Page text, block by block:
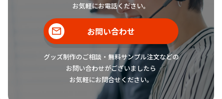
お気軽にお電話ください。
お問い合わせ
グッズ制作のご相談・無料サンプル注文などの
お問い合わせがございましたら
お気軽にお問合せください。